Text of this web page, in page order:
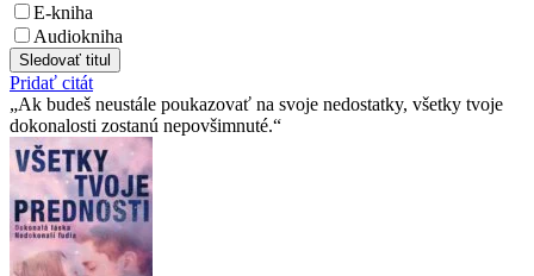
E-kniha
Audiokniha
Sledovať titul
Pridať citát
Ak budeš neustále poukazovať na svoje nedostatky, všetky tvoje
dokonalosti zostanú nepovšimnuté.